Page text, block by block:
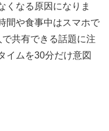
くなる原因になりま
間や食事中はスマホで
共有できる話題に注
イムを30分だけ意図